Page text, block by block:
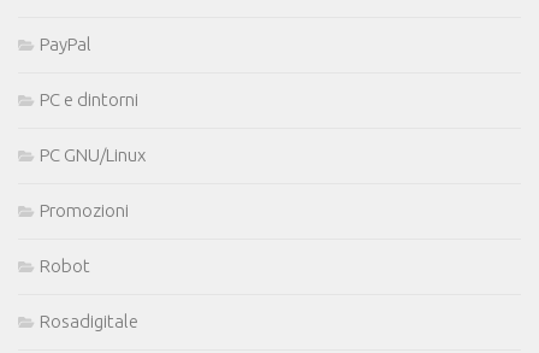
PayPal
PC e dintorni
PC GNU/Linux
Promozioni
Robot
Rosadigitale